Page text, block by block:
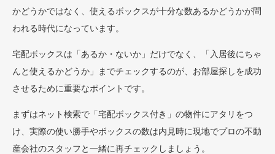
かどうかではなく、使えるボックスが十分な数あるかどうかが問
われる時代になっています。
宅配ボックスは「あるか・ないか」だけでなく、「入居後にちゃ
んと使えるかどうか」までチェックするのが、お部屋探しを成功
させるために重要なポイントです。
まずはネット検索で「宅配ボックス付き」の物件にアタリをつ
け、実際の使い勝手やボックスの数は内見時に現地でプロの不動
産会社のスタッフと一緒に再チェックしましょう。